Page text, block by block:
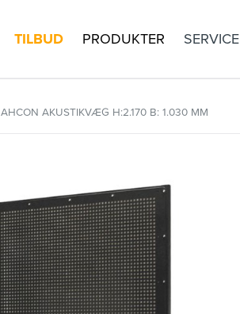
TILBUD PRODUKTER SERVICE
AHCON AKUSTIKVÆG H:2.170 B: 1.030 MM